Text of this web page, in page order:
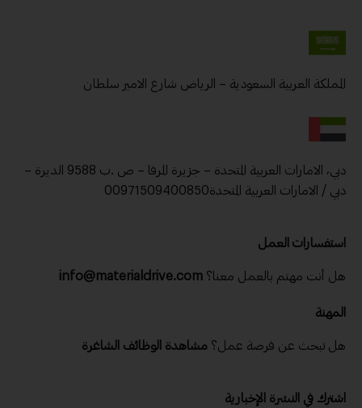
المملكة العربية السعودية – الرياض شارع الامير سلطان
دبي، الامارات العربية المتحدة – جزيرة المرفا – ص .ب 9588 الديرة –
دبي / الامارات العربية المتحدة00971509400850
استفسارات العمل
هل أنت مهتم بالعمل معنا؟ info@materialdrive.com
المهنة
هل تبحث عن فرصة عمل؟ مشاهدة الوظائف الشاغرة
اشترك في النشرة الإخبارية